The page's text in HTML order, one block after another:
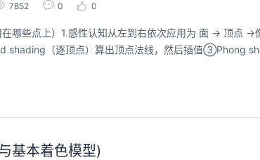
7852 0 0
哪些点上）1.感性认知从左到右依次应用为 面 → 顶点
（逐顶点）算出顶点法线，然后插值③Phong
基本着色模型)